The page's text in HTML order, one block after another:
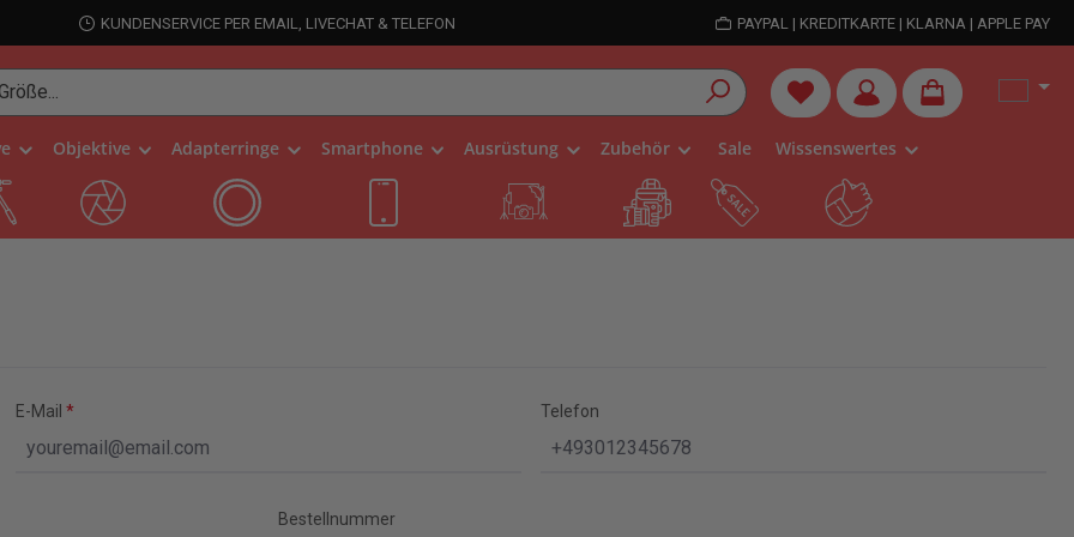
KUNDENSERVICE PER EMAIL, LIVECHAT & TELEFON PAYPAL | KREDITKARTE | KLARNA | APPLE PAY
Du hast 0 Produkte auf dem
Objektive Adapterringe Smartphone Ausrüstung Zubehör Sale Wissenswertes
E-Mail * Telefon
Bestellnummer